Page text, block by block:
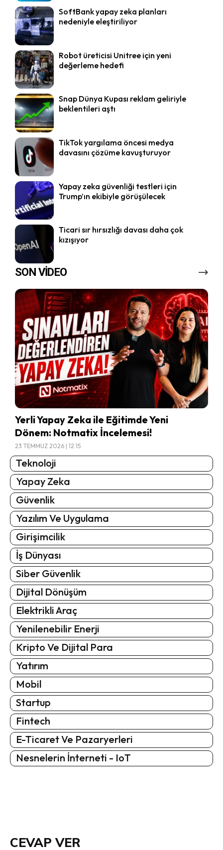
SoftBank yapay zeka planları
nedeniyle eleştiriliyor
Robot üreticisi Unitree için yeni
değerleme hedefi
Snap Dünya Kupası reklam geliriyle
beklentileri aştı
TikTok yargılama öncesi medya
davasını çözüme kavuşturuyor
Yapay zeka güvenliği testleri için
Trump’ın ekibiyle görüşülecek
Ticari sır hırsızlığı davası daha çok
kızışıyor
SON VİDEO
Yerli Yapay Zeka ile Eğitimde Yeni
Dönem: Notmatix İncelemesi!
23 TEMMUZ 2026 | 12:15
Teknoloji
Yapay Zeka
Güvenlik
Yazılım Ve Uygulama
Girişimcilik
İş Dünyası
Siber Güvenlik
Dijital Dönüşüm
Elektrikli Araç
Yenilenebilir Enerji
Kripto Ve Dijital Para
Yatırım
Mobil
Startup
Fintech
E-Ticaret Ve Pazaryerleri
Nesnelerin İnterneti - IoT
CEVAP VER